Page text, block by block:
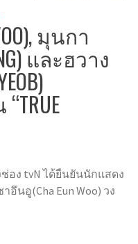
มุนกา
และฮวาง
ช่อง tvN ได้ยืนยันนักแสดง
อึนอู(Cha Eun Woo) วง